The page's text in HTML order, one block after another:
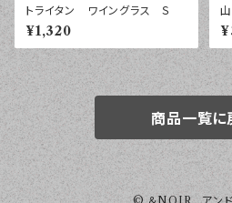
トライタン ワイングラス Ｓ
¥1,320
商品一覧に